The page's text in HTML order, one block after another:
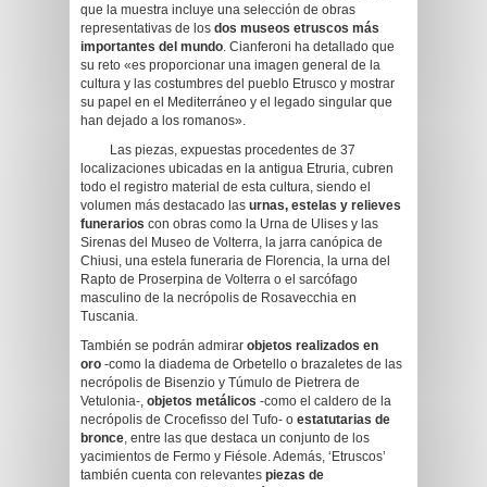
que la muestra incluye una selección de obras
representativas de los dos museos etruscos más
importantes del mundo. Cianferoni ha detallado que
su reto «es proporcionar una imagen general de la
cultura y las costumbres del pueblo Etrusco y mostrar
su papel en el Mediterráneo y el legado singular que
han dejado a los romanos».
Las piezas, expuestas procedentes de 37
localizaciones ubicadas en la antigua Etruria, cubren
todo el registro material de esta cultura, siendo el
volumen más destacado las urnas, estelas y relieves
funerarios con obras como la Urna de Ulises y las
Sirenas del Museo de Volterra, la jarra canópica de
Chiusi, una estela funeraria de Florencia, la urna del
Rapto de Proserpina de Volterra o el sarcófago
masculino de la necrópolis de Rosavecchia en
Tuscania.
También se podrán admirar objetos realizados en
oro -como la diadema de Orbetello o brazaletes de las
necrópolis de Bisenzio y Túmulo de Pietrera de
Vetulonia-, objetos metálicos -como el caldero de la
necrópolis de Crocefisso del Tufo- o estatutarias de
bronce, entre las que destaca un conjunto de los
yacimientos de Fermo y Fiésole. Además, ‘Etruscos’
también cuenta con relevantes piezas de